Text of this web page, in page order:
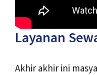
Layanan
Akhir akhir ini